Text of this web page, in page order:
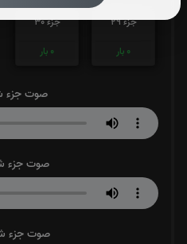
جزء 29
0 بار
جزء 30
0 بار
صوت جزء
صوت جزء
صوت جزء